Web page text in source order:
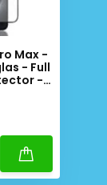
Max -
- Full
-